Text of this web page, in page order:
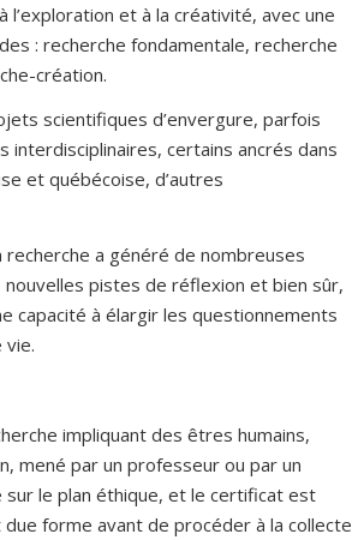
l’exploration et à la créativité, avec une
: recherche fondamentale, recherche
création.
scientifiques d’envergure, parfois
interdisciplinaires, certains ancrés dans
et québécoise, d’autres
recherche a généré de nombreuses
nouvelles pistes de réflexion et bien sûr,
capacité à élargir les questionnements
vie.
impliquant des êtres humains,
mené par un professeur ou par un
le plan éthique, et le certificat est
forme avant de procéder à la collecte